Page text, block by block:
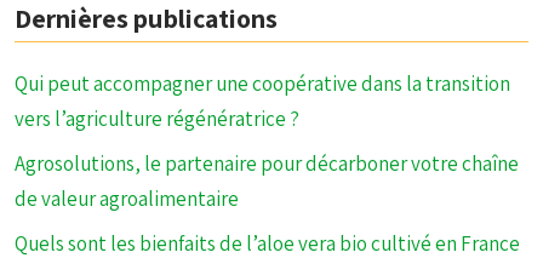
Dernières publications
Qui peut accompagner une coopérative dans la transition
vers l’agriculture régénératrice ?
Agrosolutions, le partenaire pour décarboner votre chaîne
de valeur agroalimentaire
Quels sont les bienfaits de l’aloe vera bio cultivé en France